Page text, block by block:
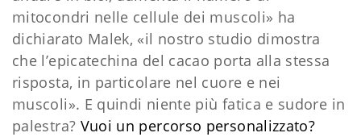
mitocondri nelle cellule dei muscoli» ha
dichiarato Malek, «il nostro studio dimostra
che l’epicatechina del cacao porta alla stessa
risposta, in particolare nel cuore e nei
muscoli». E quindi niente più fatica e sudore in
palestra? Vuoi un percorso personalizzato?